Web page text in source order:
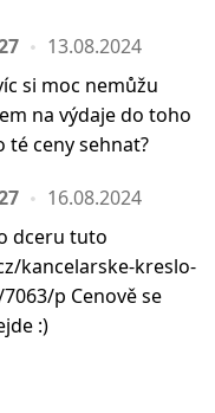
13.08.2024
si moc nemůžu
na výdaje do toho
té ceny sehnat?
16.08.2024
dceru tuto
kancelarske-kreslo-
p Cenově se
:)